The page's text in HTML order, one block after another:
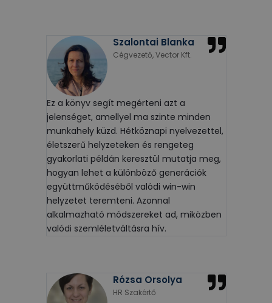
Szalontai Blanka
Cégvezető, Vector Kft.
Ez a könyv segít megérteni azt a
jelenséget, amellyel ma szinte minden
munkahely küzd. Hétköznapi nyelvezettel,
életszerű helyzeteken és rengeteg
gyakorlati példán keresztül mutatja meg,
hogyan lehet a különböző generációk
együttműködéséből valódi win-win
helyzetet teremteni. Azonnal
alkalmazható módszereket ad, miközben
valódi szemléletváltásra hív.
Rózsa Orsolya
HR Szakértő